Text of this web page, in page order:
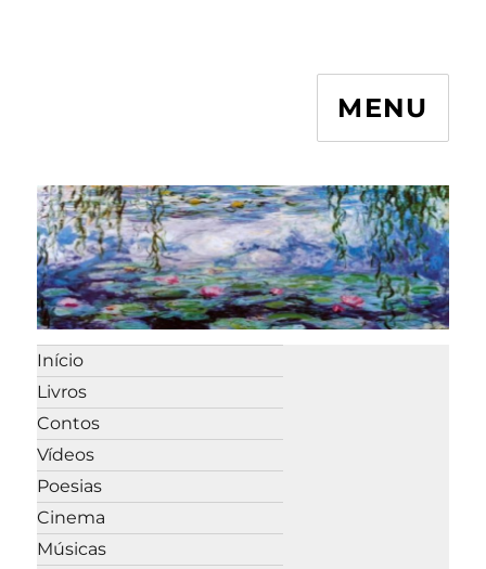
MENU
Início
Livros
Contos
Vídeos
Poesias
Cinema
Músicas